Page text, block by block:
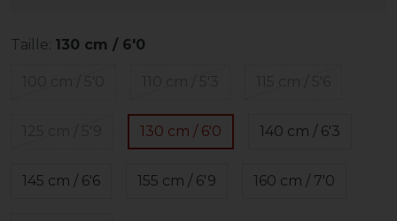
Taille: 130 cm / 6'0
130 cm / 6'0 140 cm / 6'3
145 cm / 6'6 155 cm / 6'9 160 cm / 7'0